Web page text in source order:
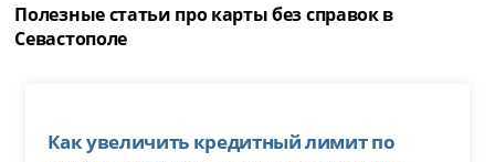
Полезные статьи про карты без справок в
Севастополе
Как увеличить кредитный лимит по